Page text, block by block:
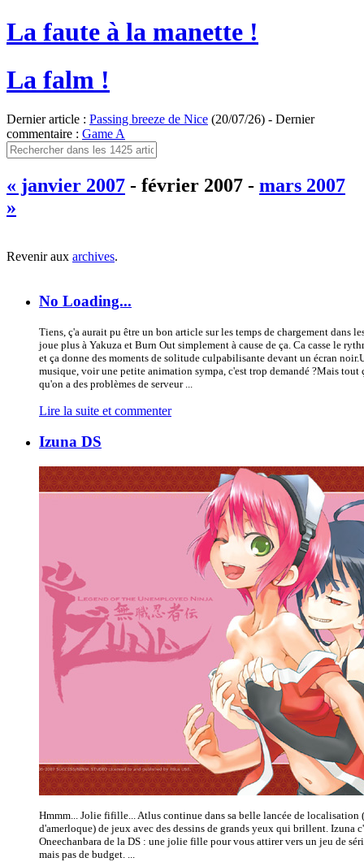
La faute à la manette !
La falm !
Dernier article : Passing breeze de Nice (20/07/26) - Dernier
commentaire : Game A
« janvier 2007 - février 2007 - mars 2007
»
Revenir aux archives.
No Loading...
Tiens, ç'a aurait pu être un bon article sur les temps de chargement dans
joue plus à Yakuza et Burn Out simplement à cause de ça. Ca casse le
et ça donne des moments de solitude culpabilisante devant un écran
musique, voir une petite animation sympa, c'est trop demandé ?Mais tout
qu'on a des problèmes de serveur ...
Lire la suite et commenter
Izuna DS
Hmmm... Jolie fifille... Atlus continue dans sa belle lancée de localisation
d'amerloque) de jeux avec des dessins de grands yeux qui brillent. Izuna
Oneechanbara de la DS : une jolie fille pour vous attirer vers un jeu de
mais pas de budget. ...